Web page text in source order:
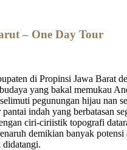
– One Day Tour
di Propinsi Jawa Barat
yang bakal memukau
pegunungan hijau nan
indah yang berbatasan
ciri-ciriistik topografi
demikian banyak potensi
didatangi.